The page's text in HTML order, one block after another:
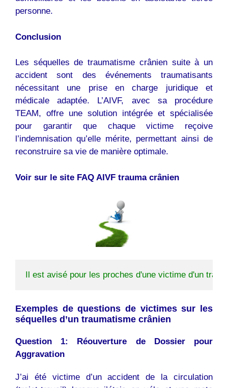
personne.
Conclusion
Les séquelles de traumatisme crânien suite à un
accident sont des événements traumatisants
nécessitant une prise en charge juridique et
médicale adaptée. L’AIVF, avec sa procédure
TEAM, offre une solution intégrée et spécialisée
pour garantir que chaque victime reçoive
l’indemnisation qu’elle mérite, permettant ainsi de
reconstruire sa vie de manière optimale.
Voir sur le site FAQ AIVF trauma crânien
Il est avisé pour les proches d'une victime d'un
Exemples de questions de victimes sur les
séquelles d’un traumatisme crânien
Question 1: Réouverture de Dossier pour
Aggravation
J’ai été victime d’un accident de la circulation